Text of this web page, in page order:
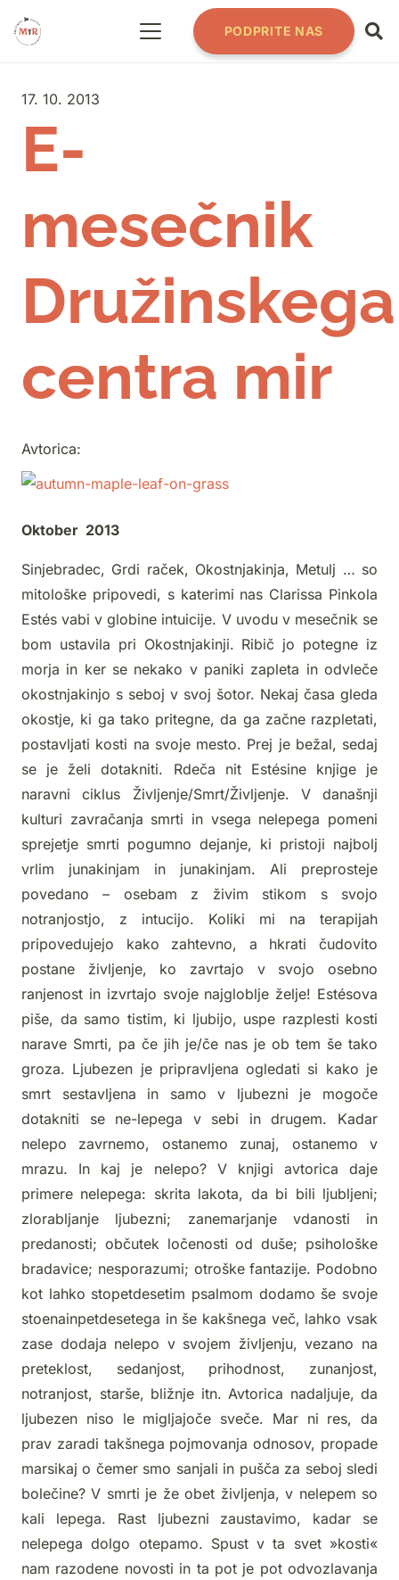
PODPRITE NAS
17. 10. 2013
E-
mesečnik
Družinskega
centra mir
Avtorica:
Oktober 2013
Sinjebradec, Grdi raček, Okostnjakinja, Metulj … so
mitološke pripovedi, s katerimi nas Clarissa Pinkola
Estés vabi v globine intuicije. V uvodu v mesečnik se
bom ustavila pri Okostnjakinji. Ribič jo potegne iz
morja in ker se nekako v paniki zapleta in odvleče
okostnjakinjo s seboj v svoj šotor. Nekaj časa gleda
okostje, ki ga tako pritegne, da ga začne razpletati,
postavljati kosti na svoje mesto. Prej je bežal, sedaj
se je želi dotakniti. Rdeča nit Estésine knjige je
naravni ciklus Življenje/Smrt/Življenje. V današnji
kulturi zavračanja smrti in vsega nelepega pomeni
sprejetje smrti pogumno dejanje, ki pristoji najbolj
vrlim junakinjam in junakinjam. Ali preprosteje
povedano – osebam z živim stikom s svojo
notranjostjo, z intucijo. Koliki mi na terapijah
pripovedujejo kako zahtevno, a hkrati čudovito
postane življenje, ko zavrtajo v svojo osebno
ranjenost in izvrtajo svoje najgloblje želje! Estésova
piše, da samo tistim, ki ljubijo, uspe razplesti kosti
narave Smrti, pa če jih je/če nas je ob tem še tako
groza. Ljubezen je pripravljena ogledati si kako je
smrt sestavljena in samo v ljubezni je mogoče
dotakniti se ne-lepega v sebi in drugem. Kadar
nelepo zavrnemo, ostanemo zunaj, ostanemo v
mrazu. In kaj je nelepo? V knjigi avtorica daje
primere nelepega: skrita lakota, da bi bili ljubljeni;
zlorabljanje ljubezni; zanemarjanje vdanosti in
predanosti; občutek ločenosti od duše; psihološke
bradavice; nesporazumi; otroške fantazije. Podobno
kot lahko stopetdesetim psalmom dodamo še svoje
stoenainpetdesetega in še kakšnega več, lahko vsak
zase dodaja nelepo v svojem življenju, vezano na
preteklost, sedanjost, prihodnost, zunanjost,
notranjost, starše, bližnje itn. Avtorica nadaljuje, da
ljubezen niso le migljajoče sveče. Mar ni res, da
prav zaradi takšnega pojmovanja odnosov, propade
marsikaj o čemer smo sanjali in pušča za seboj sledi
bolečine? V smrti je že obet življenja, v nelepem so
kali lepega. Rast ljubezni zaustavimo, kadar se
nelepega dolgo otepamo. Spust v ta svet »kosti«
nam razodene novosti in ta pot je pot odvozlavanja